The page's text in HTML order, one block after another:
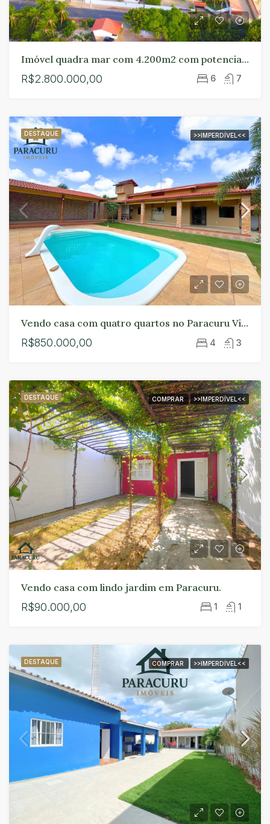
Imóvel quadra mar com 4.200m2 com potencial vista em frente ao antigo hospital em Paracuru
R$2.800.000,00 6 7
DESTAQUE >>IMPERDÍVEL<<
Vendo casa com quatro quartos no Paracuru Ville.
R$850.000,00 4 3
DESTAQUE COMPRAR >>IMPERDÍVEL<<
Vendo casa com lindo jardim em Paracuru.
R$90.000,00 1 1
DESTAQUE COMPRAR >>IMPERDÍVEL<<